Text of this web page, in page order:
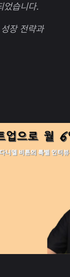
었습니다.
장 전략과